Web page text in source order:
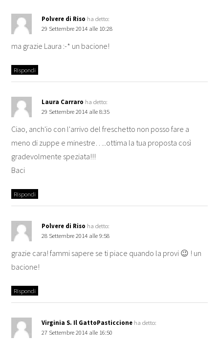
Polvere di Riso ha detto:
29 Settembre 2014 alle 10:28
ma grazie Laura :-* un bacione!
Rispondi
Laura Carraro ha detto:
29 Settembre 2014 alle 8:35
Ciao, anch'io con l'arrivo del freschetto non posso fare a
meno di zuppe e minestre…..ottima la tua proposta così
gradevolmente speziata!!!
Baci
Rispondi
Polvere di Riso ha detto:
28 Settembre 2014 alle 9:58
grazie cara! fammi sapere se ti piace quando la provi 😉 ! un
bacione!
Rispondi
Virginia S. Il GattoPasticcione ha detto:
27 Settembre 2014 alle 16:50